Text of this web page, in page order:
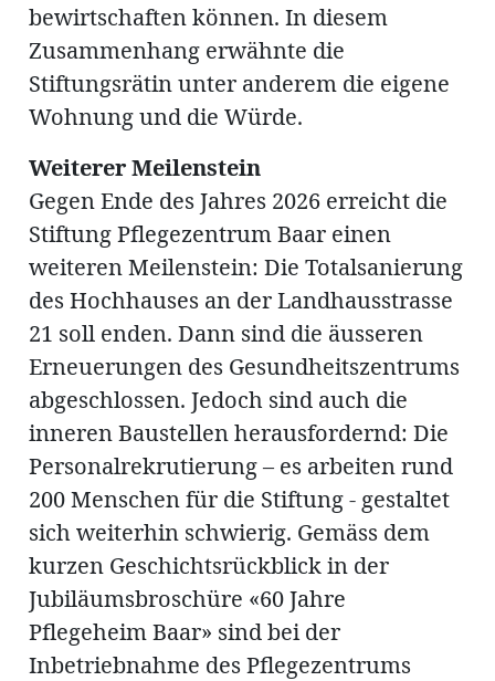
bewirtschaften können. In diesem
Zusammenhang erwähnte die
Stiftungsrätin unter anderem die eigene
Wohnung und die Würde.
Weiterer Meilenstein
Gegen Ende des Jahres 2026 erreicht die
Stiftung Pflegezentrum Baar einen
weiteren Meilenstein: Die Totalsanierung
des Hochhauses an der Landhausstrasse
21 soll enden. Dann sind die äusseren
Erneuerungen des Gesundheitszentrums
abgeschlossen. Jedoch sind auch die
inneren Baustellen herausfordernd: Die
Personalrekrutierung – es arbeiten rund
200 Menschen für die Stiftung - gestaltet
sich weiterhin schwierig. Gemäss dem
kurzen Geschichtsrückblick in der
Jubiläumsbroschüre «60 Jahre
Pflegeheim Baar» sind bei der
Inbetriebnahme des Pflegezentrums